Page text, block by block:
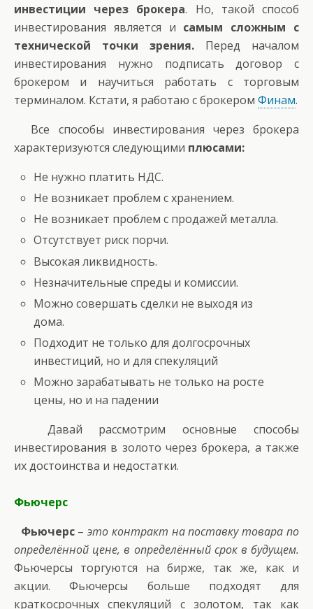
инвестиции через брокера. Но, такой способ
инвестирования является и самым сложным с
технической точки зрения. Перед началом
инвестирования нужно подписать договор с
брокером и научиться работать с торговым
терминалом. Кстати, я работаю с брокером Финам.
Все способы инвестирования через брокера
характеризуются следующими плюсами:
Не нужно платить НДС.
Не возникает проблем с хранением.
Не возникает проблем с продажей металла.
Отсутствует риск порчи.
Высокая ликвидность.
Незначительные спреды и комиссии.
Можно совершать сделки не выходя из
дома.
Подходит не только для долгосрочных
инвестиций, но и для спекуляций
Можно зарабатывать не только на росте
цены, но и на падении
Давай рассмотрим основные способы
инвестирования в золото через брокера, а также
их достоинства и недостатки.
Фьючерс
Фьючерс–это контракт на поставку товара по
определённой цене, в определённый срок в будущем.
Фьючерсы торгуются на бирже, так же, как и
акции. Фьючерсы больше подходят для
краткосрочных спекуляций с золотом, так как